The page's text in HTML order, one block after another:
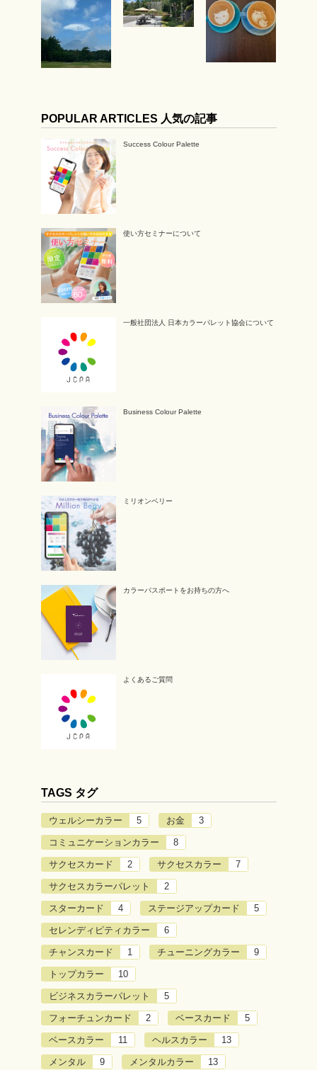
POPULAR ARTICLES 人気の記事
Success Colour Palette
使い方セミナーについて
一般社団法人 日本カラーパレット協会について
Business Colour Palette
ミリオンベリー
カラーパスポートをお持ちの方へ
よくあるご質問
TAGS タグ
ウェルシーカラー 5 お金 3
コミュニケーションカラー 8
サクセスカード 2 サクセスカラー 7
サクセスカラーパレット 2
スターカード 4 ステージアップカード 5
セレンディピティカラー 6
チャンスカード 1 チューニングカラー 9
トップカラー 10
ビジネスカラーパレット 5
フォーチュンカード 2 ベースカード 5
ベースカラー 11 ヘルスカラー 13
メンタル 9 メンタルカラー 13